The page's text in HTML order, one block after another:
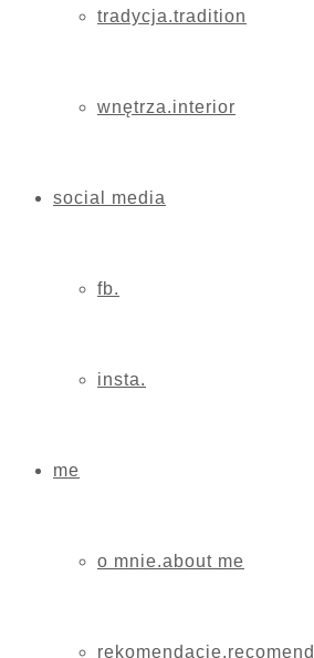
tradycja.tradition
wnętrza.interior
social media
fb.
insta.
me
o mnie.about me